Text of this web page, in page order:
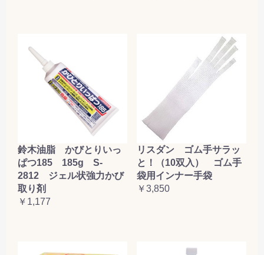
鈴木油脂 かびとりいっ
ぱつ185 185g S-
2812 ジェル状強力かび
取り剤
￥1,177
リスダン ゴム手サラッ
と！（10双入） ゴム手
袋用インナー手袋
￥3,850